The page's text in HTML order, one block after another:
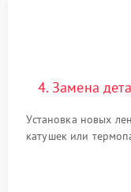
4. Замена
Установка новых
катушек или
дорожек.